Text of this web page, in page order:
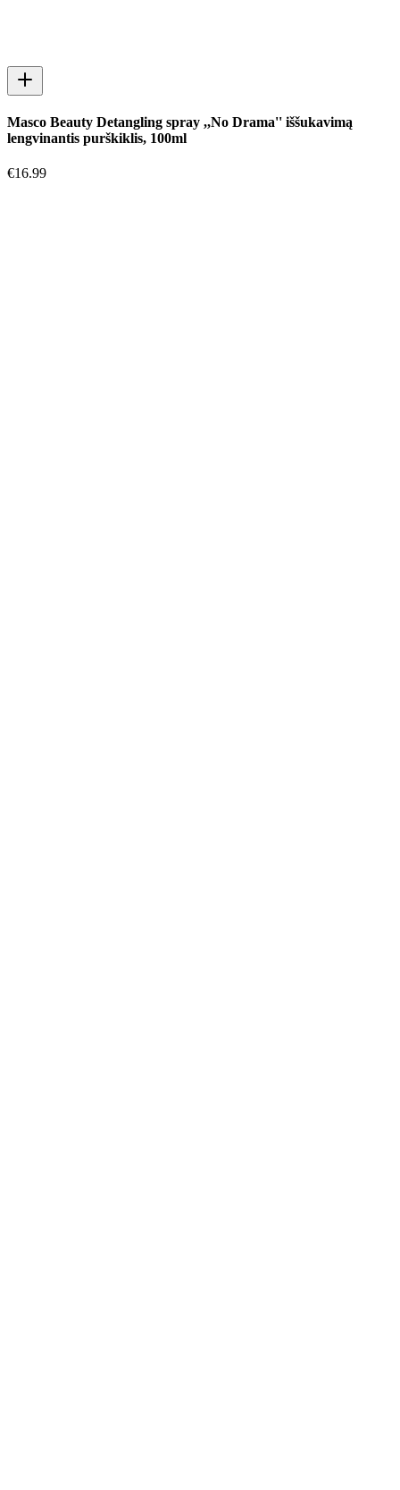
Masco Beauty Detangling spray ,,No Drama'' iššukavimą
lengvinantis purškiklis, 100ml
€16.99